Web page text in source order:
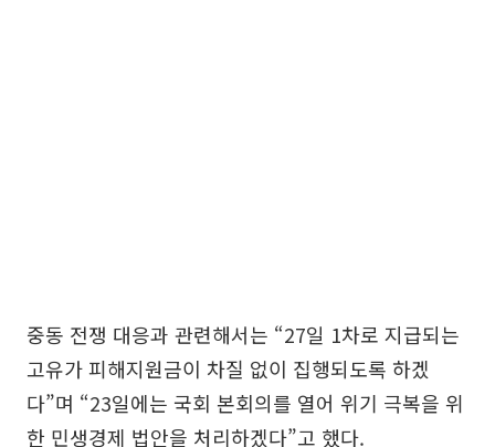
중동 전쟁 대응과 관련해서는 “27일 1차로 지급되는
고유가 피해지원금이 차질 없이 집행되도록 하겠
다”며 “23일에는 국회 본회의를 열어 위기 극복을 위
한 민생경제 법안을 처리하겠다”고 했다.